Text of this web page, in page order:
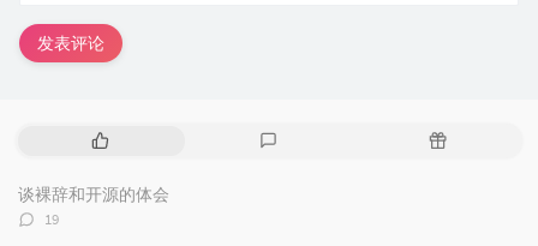
发表评论
热
文
章
随
谈裸辞和开源的体会
评
19